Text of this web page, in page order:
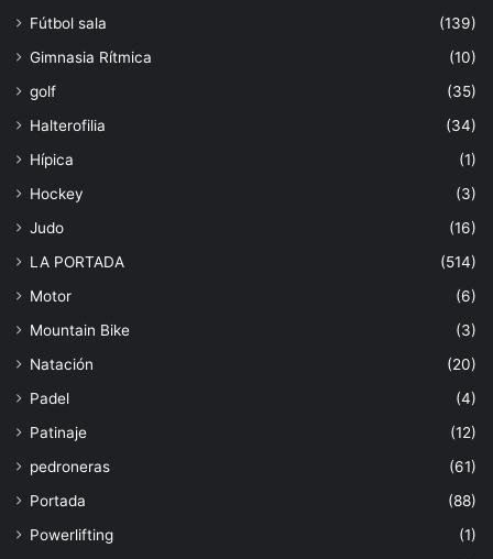
Fútbol sala
(139)
Gimnasia Rítmica
(10)
golf
(35)
Halterofilia
(34)
Hípica
(1)
Hockey
(3)
Judo
(16)
LA PORTADA
(514)
Motor
(6)
Mountain Bike
(3)
Natación
(20)
Padel
(4)
Patinaje
(12)
pedroneras
(61)
Portada
(88)
Powerlifting
(1)